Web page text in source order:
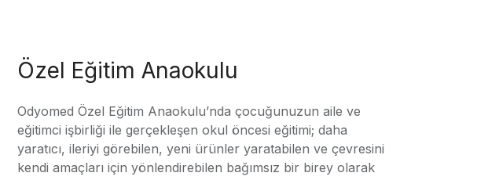
Özel Eğitim Anaokulu
Odyomed Özel Eğitim Anaokulu’nda çocuğunuzun aile ve
eğitimci işbirliği ile gerçekleşen okul öncesi eğitimi; daha
yaratıcı, ileriyi görebilen, yeni ürünler yaratabilen ve çevresini
kendi amaçları için yönlendirebilen bağımsız bir birey olarak